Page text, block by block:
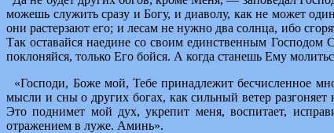
можешь служить сразу и Богу, и диаволу, как не может
они растерзают его; и лесам не нужно два солнца, ибо
Так оставайся наедине со своим единственным Господом
поклоняйся, только Его бойся. А когда станешь Ему
«Господи, Боже мой, Тебе принадлежит бесчисленное
мысли и сны о других богах, как сильный ветер
Это поднимет мой дух, укрепит меня, воспитает,
отражением в луже. Аминь».